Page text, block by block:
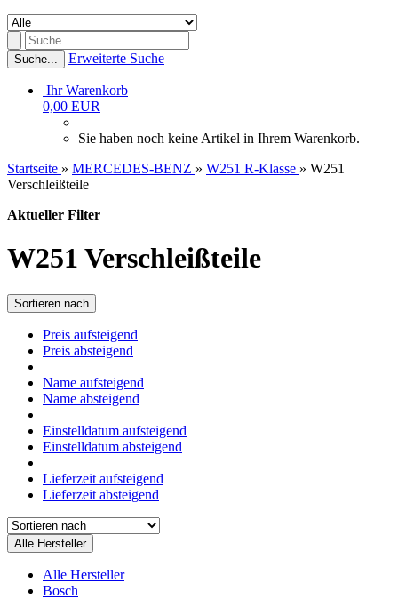
Suche... Erweiterte Suche
Ihr Warenkorb
0,00 EUR
Sie haben noch keine Artikel in Ihrem Warenkorb.
Startseite » MERCEDES-BENZ » W251 R-Klasse » W251
Verschleißteile
Aktueller Filter
W251 Verschleißteile
Sortieren nach
Preis aufsteigend
Preis absteigend
Name aufsteigend
Name absteigend
Einstelldatum aufsteigend
Einstelldatum absteigend
Lieferzeit aufsteigend
Lieferzeit absteigend
Alle Hersteller
Alle Hersteller
Bosch